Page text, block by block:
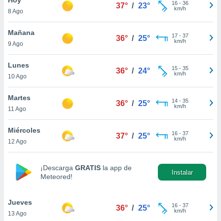
en
más
nuestra
de
aceptar
de
8 Ago
37° / 23° 16- 36
km/h
Mañana
9 Ago
36° / 25° 17- 37
km/h
Lunes
10 Ago
36° / 24° 15- 35
km/h
Martes
11 Ago
36° / 25° 14- 35
km/h
Miércoles
12 Ago
37° / 25° 16- 37
km/h
¡Descarga GRATIS la app de
Meteored!
Instalar
Jueves
13 Ago
36° / 25° 16- 37
km/h